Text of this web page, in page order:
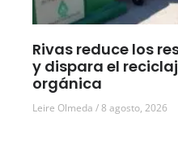
Rivas reduce los
y dispara el
orgánica
Leire Olmeda 8 agosto, 2026